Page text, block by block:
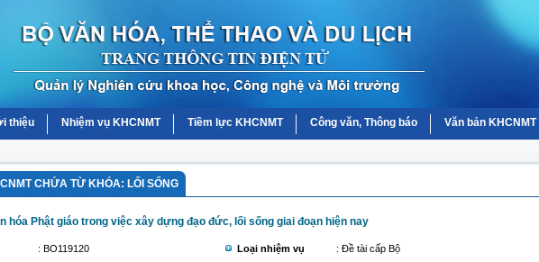
thiệu Nhiệm vụ KHCNMT Tiềm lực KHCNMT Công văn, Thông báo Văn bản KHCNMT
CHỨA TỪ KHÓA: LỐI SỐNG
hóa Phật giáo trong việc xây dựng đạo đức, lối sống giai đoạn hiện nay
: BO119120
Loại nhiệm vụ
: Đề tài cấp Bộ